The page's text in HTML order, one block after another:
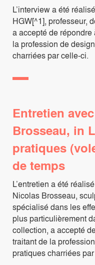
L’interview a été
HGW[^1], professeur,
a accepté de
la profession de
charriées par celle-ci.
Entretien
Brosseau, in
pratiques
de temps
L’entretien a été
Nicolas Brosseau,
spécialisé dans les
plus particulièrement
collection, a accepté
traitant de la
pratiques charriées